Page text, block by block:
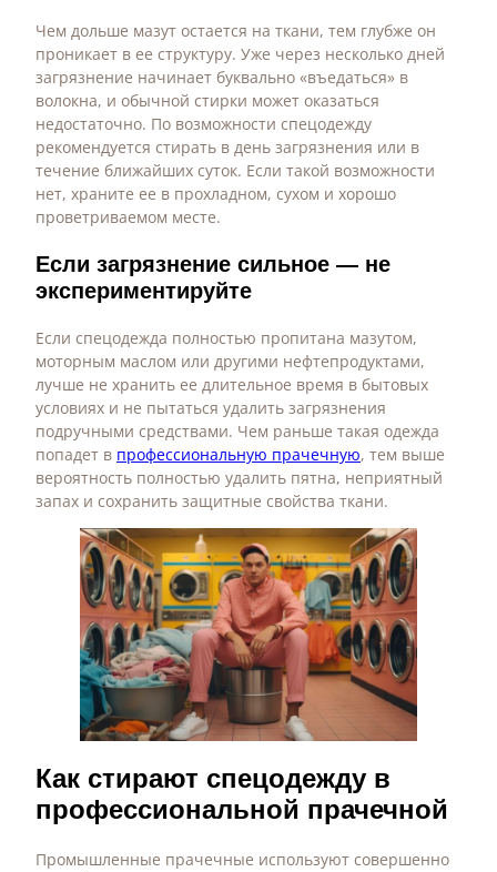
Чем дольше мазут остается на ткани, тем глубже он
проникает в ее структуру. Уже через несколько дней
загрязнение начинает буквально «въедаться» в
волокна, и обычной стирки может оказаться
недостаточно. По возможности спецодежду
рекомендуется стирать в день загрязнения или в
течение ближайших суток. Если такой возможности
нет, храните ее в прохладном, сухом и хорошо
проветриваемом месте.
Если загрязнение сильное — не
экспериментируйте
Если спецодежда полностью пропитана мазутом,
моторным маслом или другими нефтепродуктами,
лучше не хранить ее длительное время в бытовых
условиях и не пытаться удалить загрязнения
подручными средствами. Чем раньше такая одежда
попадет в профессиональную прачечную, тем выше
вероятность полностью удалить пятна, неприятный
запах и сохранить защитные свойства ткани.
Как стирают спецодежду в
профессиональной прачечной
Промышленные прачечные используют совершенно